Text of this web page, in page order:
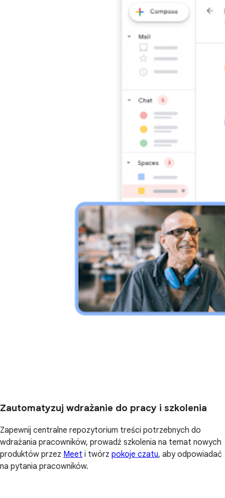
Zautomatyzuj wdrażanie do pracy i szkolenia
Zapewnij centralne repozytorium treści potrzebnych do
wdrażania pracowników, prowadź szkolenia na temat nowych
produktów przez Meet i twórz pokoje czatu, aby odpowiadać
na pytania pracowników.